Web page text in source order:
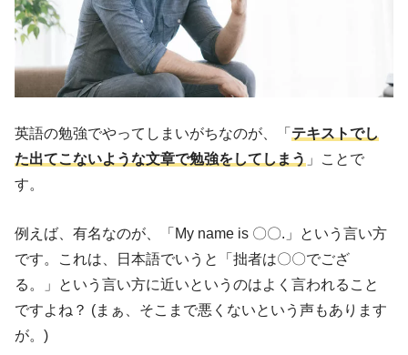
英語の勉強でやってしまいがちなのが、「テキストでし
た出てこないような文章で勉強をしてしまう 」ことで
す。
例えば、有名なのが、「My name is 〇〇.」という言い方
です。これは、日本語でいうと「拙者は〇〇でござ
る。」という言い方に近いというのはよく言われること
ですよね？ (まぁ、そこまで悪くないという声もあります
が。)